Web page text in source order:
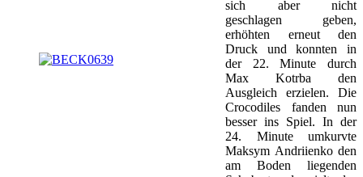
sich aber nicht
geschlagen geben,
erhöhten erneut den
Druck und konnten in
der 22. Minute durch
Max Kotrba den
Ausgleich erzielen. Die
Crocodiles fanden nun
besser ins Spiel. In der
24. Minute umkurvte
Maksym Andriienko den
am Boden liegenden